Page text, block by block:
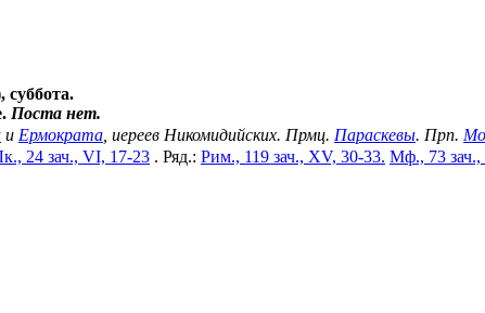
суббота.
Поста нет.
и Ермократа, иереев Никомидийских. Прмц. Параскевы. Прп.
24 зач., VI, 17-23 . Ряд.: Рим., 119 зач., XV, 30-33. Мф., 73